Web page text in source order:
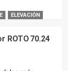
ELEVACIÓN
ROTO 70.24